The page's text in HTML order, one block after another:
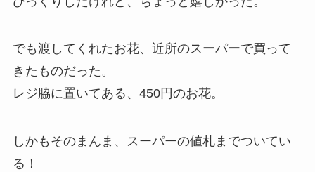
でも渡してくれたお花、近所のスーパーで買って
きたものだった。
レジ脇に置いてある、450円のお花。
しかもそのまんま、スーパーの値札までついてい
る！